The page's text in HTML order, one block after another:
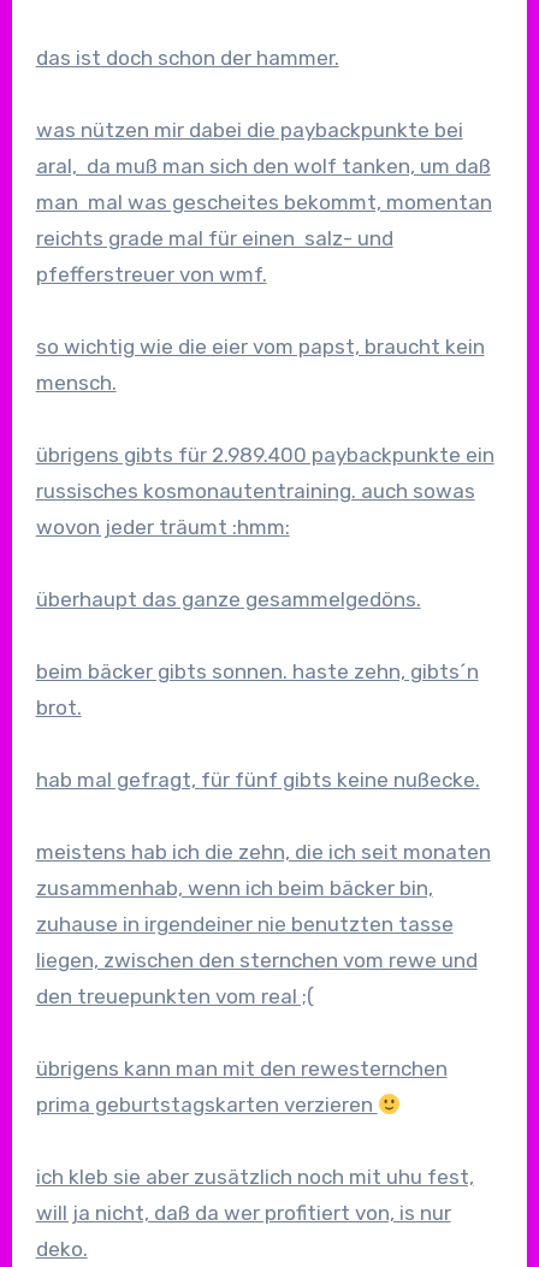
das ist doch schon der hammer.
was nützen mir dabei die paybackpunkte bei
aral, da muß man sich den wolf tanken, um daß
man mal was gescheites bekommt, momentan
reichts grade mal für einen salz- und
pfefferstreuer von wmf.
so wichtig wie die eier vom papst, braucht kein
mensch.
übrigens gibts für 2.989.400 paybackpunkte ein
russisches kosmonautentraining. auch sowas
wovon jeder träumt :hmm:
überhaupt das ganze gesammelgedöns.
beim bäcker gibts sonnen. haste zehn, gibts´n
brot.
hab mal gefragt, für fünf gibts keine nußecke.
meistens hab ich die zehn, die ich seit monaten
zusammenhab, wenn ich beim bäcker bin,
zuhause in irgendeiner nie benutzten tasse
liegen, zwischen den sternchen vom rewe und
den treuepunkten vom real ;(
übrigens kann man mit den rewesternchen
prima geburtstagskarten verzieren
ich kleb sie aber zusätzlich noch mit uhu fest,
will ja nicht, daß da wer profitiert von, is nur
deko.